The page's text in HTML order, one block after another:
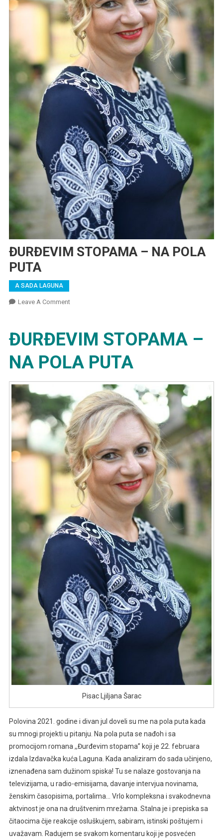
ĐURĐEVIM STOPAMA – NA POLA
PUTA
A SADA LAGUNA
Leave A CommentOn
–
NA
POLA
PUTA
ĐURĐEVIM STOPAMA –
NA POLA PUTA
Pisac Ljiljana Šarac
Polovina 2021. godine i divan jul doveli su me na pola puta kada
su mnogi projekti u pitanju. Na pola puta se nađoh i sa
promocijom romana ,,Đurđevim stopama” koji je 22. februara
izdala Izdavačka kuća Laguna. Kada analiziram do sada učinjeno,
iznenađena sam dužinom spiska! Tu se nalaze gostovanja na
televizijama, u radio-emisijama, davanje intervjua novinama,
ženskim časopisima, portalima… Vrlo kompleksna i svakodnevna
aktvinost je ona na društvenim mrežama. Stalna je i prepiska sa
čitaocima čije reakcije osluškujem, sabiram, istinski poštujem i
uvažavam. Radujem se svakom komentaru koji je posvećen